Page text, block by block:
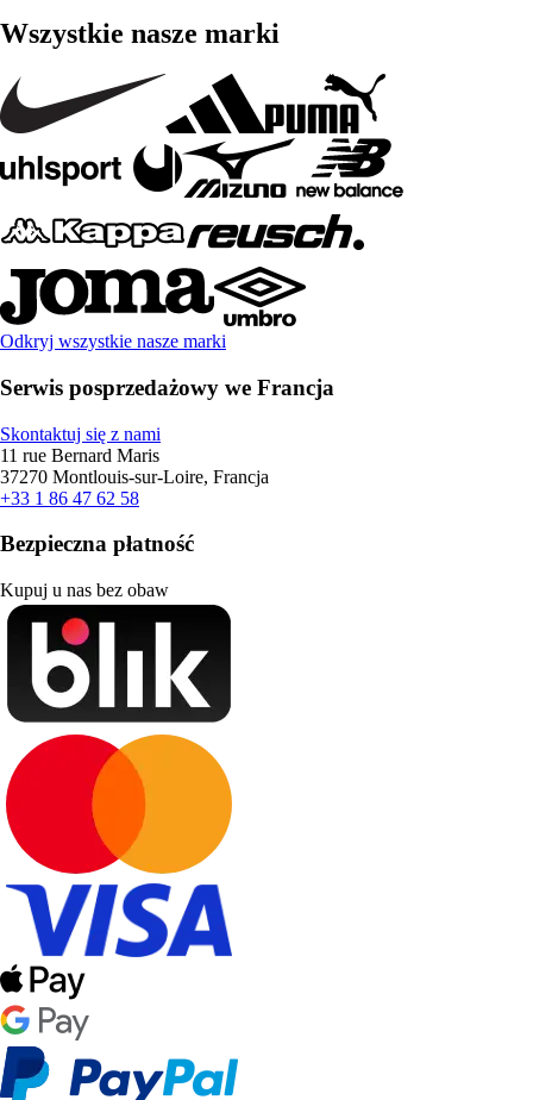
Wszystkie nasze marki
Odkryj wszystkie nasze marki
Serwis posprzedażowy we Francja
Skontaktuj się z nami
11 rue Bernard Maris
37270 Montlouis-sur-Loire, Francja
+33 1 86 47 62 58
Bezpieczna płatność
Kupuj u nas bez obaw